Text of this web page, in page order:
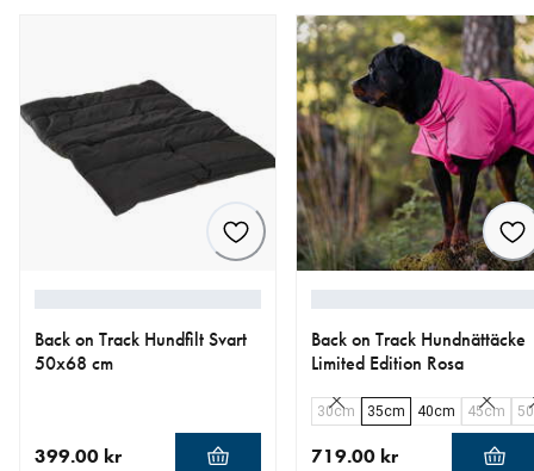
Back on Track Hundfilt Svart
50x68 cm
399.00 kr
Back on Track Hundnättäcke
Limited Edition Rosa
30cm 35cm 40cm 45cm
719.00 kr